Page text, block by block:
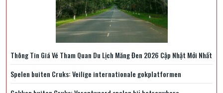
Thông Tin Giá Vé Tham Quan Du Lịch Măng Đen 2026 Cập Nhật Mới Nhất
Spelen buiten Cruks: Veilige internationale gokplatformen